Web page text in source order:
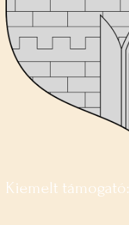
Kiemelt támogató: